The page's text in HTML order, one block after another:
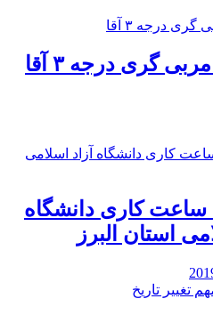
گری درجه ۳ آقا
کاری دانشگاه
استان البرز